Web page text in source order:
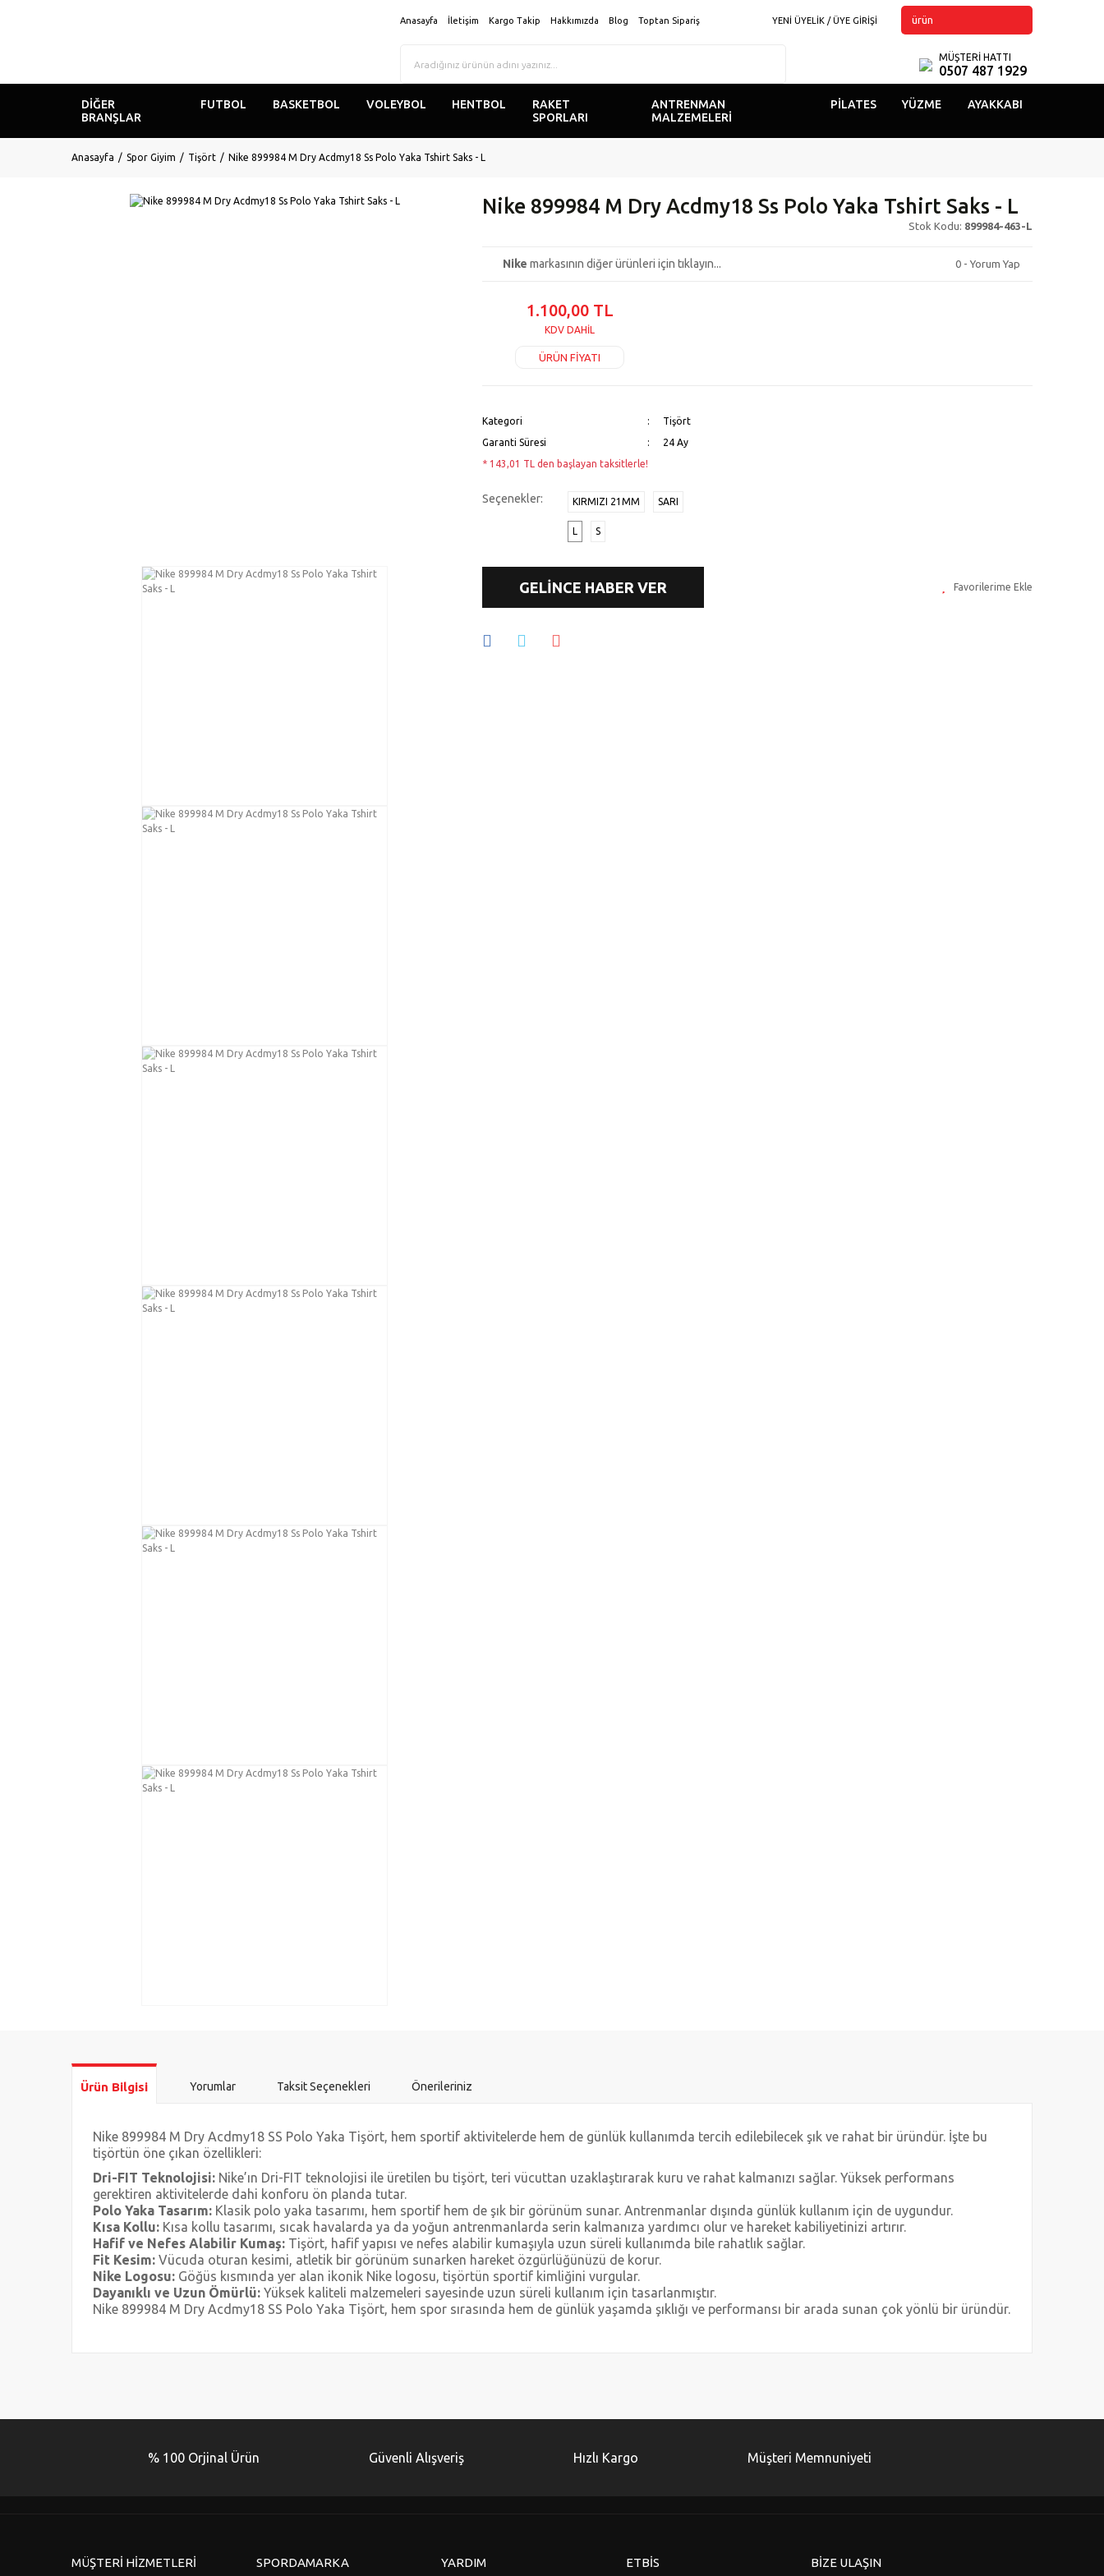
Anasayfa İletişim Kargo Takip Hakkımızda Blog Toptan Sipariş YENİ ÜYELİK / ÜYE GİRİŞİ ürün
MÜŞTERİ HATTI
0507 487 1929
DIĞER
BRANŞLAR
FUTBOL BASKETBOL VOLEYBOL HENTBOL
RAKET
SPORLARI
ANTRENMAN
MALZEMELERİ
PILATES YÜZME AYAKKABI
Anasayfa Spor Giyim Tişört Nike 899984 M Dry Acdmy18 Ss Polo Yaka Tshirt Saks - L
Nike 899984 M Dry Acdmy18 Ss Polo Yaka Tshirt Saks - L
Stok Kodu: 899984-463-L
Nike markasının diğer ürünleri için tıklayın... 0 - Yorum Yap
1.100,00 TL
KDV DAHİL
ÜRÜN FİYATI
Kategori
Tişört
Garanti Süresi
24 Ay
* 143,01 TL den başlayan taksitlerle!
Seçenekler: KIRMIZI 21MM SARI
L S
GELİNCE HABER VER
Ürün Bilgisi Yorumlar Taksit Seçenekleri Önerileriniz
Nike 899984 M Dry Acdmy18 SS Polo Yaka Tişört, hem sportif aktivitelerde hem de günlük kullanımda tercih edilebilecek şık ve rahat bir üründür. İşte bu
tişörtün öne çıkan özellikleri:
Dri-FIT Teknolojisi: Nike’ın Dri-FIT teknolojisi ile üretilen bu tişört, teri vücuttan uzaklaştırarak kuru ve rahat kalmanızı sağlar. Yüksek performans
gerektiren aktivitelerde dahi konforu ön planda tutar.
Polo Yaka Tasarım: Klasik polo yaka tasarımı, hem sportif hem de şık bir görünüm sunar. Antrenmanlar dışında günlük kullanım için de uygundur.
Kısa Kollu: Kısa kollu tasarımı, sıcak havalarda ya da yoğun antrenmanlarda serin kalmanıza yardımcı olur ve hareket kabiliyetinizi artırır.
Hafif ve Nefes Alabilir Kumaş: Tişört, hafif yapısı ve nefes alabilir kumaşıyla uzun süreli kullanımda bile rahatlık sağlar.
Fit Kesim: Vücuda oturan kesimi, atletik bir görünüm sunarken hareket özgürlüğünüzü de korur.
Nike Logosu: Göğüs kısmında yer alan ikonik Nike logosu, tişörtün sportif kimliğini vurgular.
Dayanıklı ve Uzun Ömürlü: Yüksek kaliteli malzemeleri sayesinde uzun süreli kullanım için tasarlanmıştır.
Nike 899984 M Dry Acdmy18 SS Polo Yaka Tişört, hem spor sırasında hem de günlük yaşamda şıklığı ve performansı bir arada sunan çok yönlü bir üründür.
Ürün resmi kalitesiz, bozuk veya görüntülenemiyor.
Ürün bilgilerinde hatalar bulunuyor.
% 100 Orjinal Ürün Güvenli Alışveriş Hızlı Kargo Müşteri Memnuniyeti
MÜŞTERİ HİZMETLERİ SPORDAMARKA YARDIM ETBİS BİZE ULAŞIN